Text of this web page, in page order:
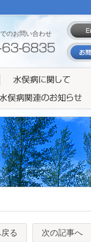
のお問い合わせ
る 次の記事へ